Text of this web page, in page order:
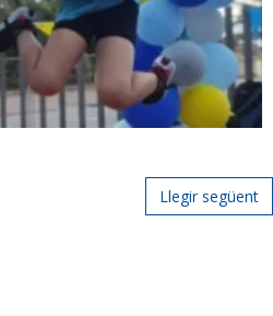
Llegir següent